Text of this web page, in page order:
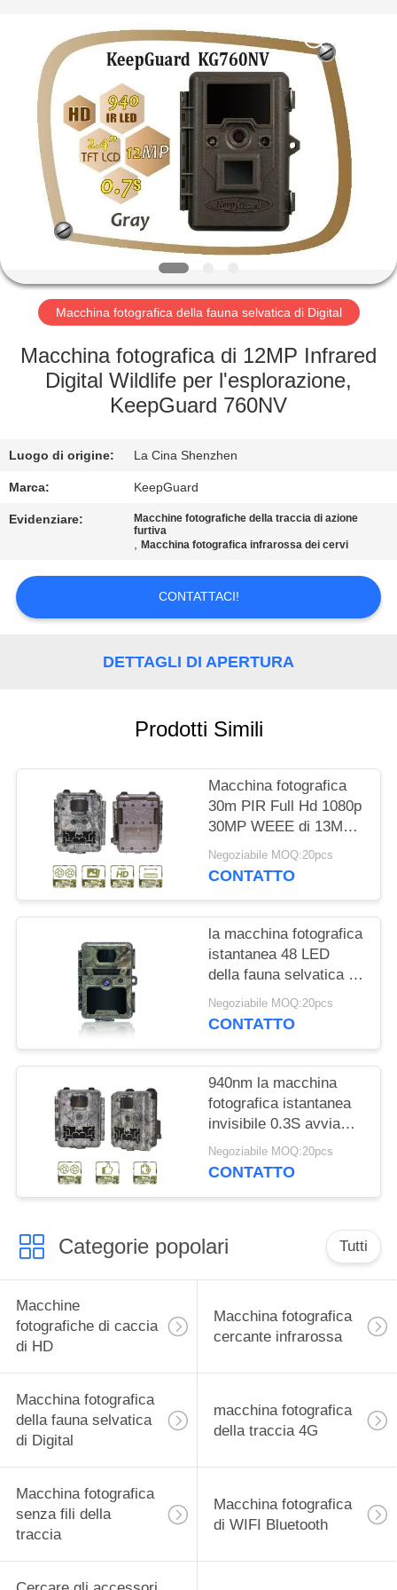
CASA.
PRODOTTI
VIDEO
SU
DI
NOI
VISITA
CONTROLLO
DELLA
CONTATTACI
PREVENTIVO
MAPPA
SITO
POLITICA
SULLA
PRIVACY
Macchina fotografica della fauna selvatica di Digital
Macchina fotografica di 12MP Infrared
Digital Wildlife per l'esplorazione,
KeepGuard 760NV
Luogo di origine: La Cina Shenzhen
Marca: KeepGuard
Evidenziare:
Macchine fotografiche della traccia di azione
furtiva
,Macchina fotografica infrarossa dei cervi
CONTATTACI!
DETTAGLI DI APERTURA
Prodotti Simili
Macchina fotografica
30m PIR Full Hd 1080p
30MP WEEE di 13MP
Cmos Wildview Game
Negoziabile MOQ:20pcs
CONTATTO
la macchina fotografica
istantanea 48 LED
della fauna selvatica di
940nm Digital non non
emette luce PIR For
Negoziabile MOQ:20pcs
CONTATTO
940nm la macchina
fotografica istantanea
invisibile 0.3S avvia
cercare dei cervi
all'aperto
Negoziabile MOQ:20pcs
CONTATTO
Categorie popolari Tutti
Macchine
fotografiche di caccia
di HD
Macchina fotografica
cercante infrarossa
Macchina fotografica
della fauna selvatica
di Digital
macchina fotografica
della traccia 4G
Macchina fotografica
senza fili della
traccia
Macchina fotografica
di WIFI Bluetooth